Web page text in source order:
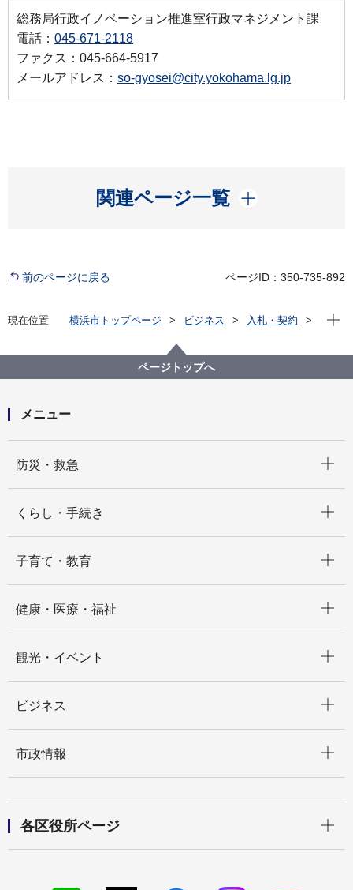
総務局行政イノベーション推進室行政マネジメント課
電話： 045-671-2118
ファクス：045-664-5917
メールアドレス： so-gyosei@city.yokohama.lg.jp
関連ページ一覧
開く
前のページに戻る ページID：350-735-892
現在位置 横浜市トップページ ビジネス
入札・契約
【契約結果】【公募型プロポーザル】経費適正化によ
るコスト削減支援業務委託
現在
ページトップへ
メニュー
防災・救急
くらし・手続き
子育て・教育
健康・医療・福祉
観光・イベント
ビジネス
市政情報
各区役所ページ